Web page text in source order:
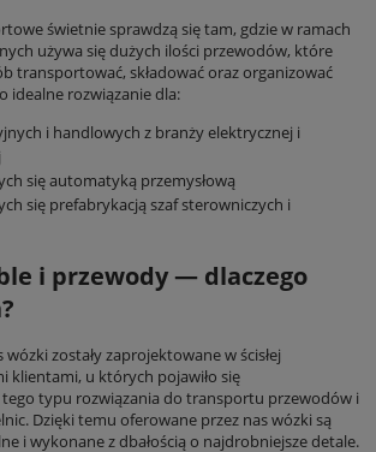
świetnie sprawdzą się tam, gdzie w ramach
używa się dużych ilości przewodów, które
transportować, składować oraz organizować
idealne rozwiązanie dla:
i handlowych z branży elektrycznej i
się automatyką przemysłową
się prefabrykacją szaf sterowniczych i
i przewody — dlaczego
zostały zaprojektowane w ścisłej
klientami, u których pojawiło się
typu rozwiązania do transportu przewodów i
Dzięki temu oferowane przez nas wózki są
i wykonane z dbałością o najdrobniejsze detale.